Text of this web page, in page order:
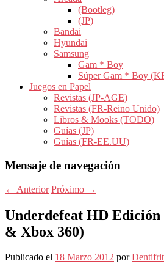
(Bootleg)
(JP)
Bandai
Hyundai
Samsung
Gam * Boy
Súper Gam * Boy
Juegos en Papel
Revistas (JP-AGE)
Revistas (FR-Reino Unido)
Libros & Mooks (TODO)
Guías (JP)
Guías (FR-EE.UU)
Mensaje de navegación
← Anterior Próximo →
Underdefeat HD
& Xbox 360)
Publicado el 18 Marzo 2012 por